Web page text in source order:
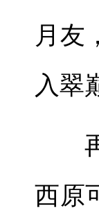
月友
入翠
西原